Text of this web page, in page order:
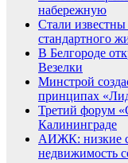
набережную
Стали
стандартного
В Белгороде
Везелки
Минстрой
принципах
Третий форум
Калининграде
АИЖК: низкие
недвижимость